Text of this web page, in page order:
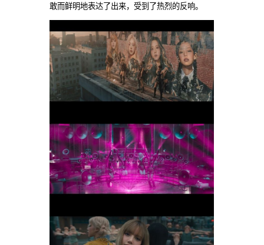
敢而鲜明地表达了出来，受到了热烈的反响。